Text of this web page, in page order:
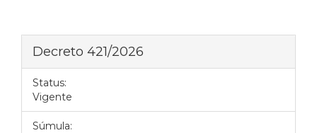
Decreto 421/2026
Status:
Vigente
Súmula: